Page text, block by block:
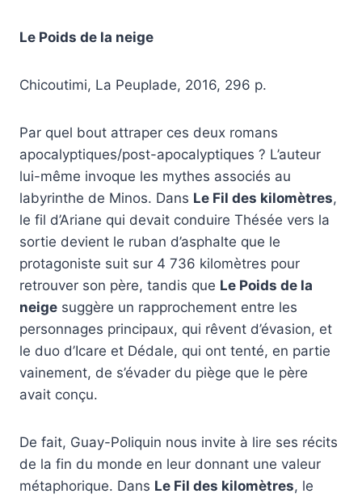
Le Poids de la neige
Chicoutimi, La Peuplade, 2016, 296 p.
Par quel bout attraper ces deux romans
apocalyptiques/post-apocalyptiques ? L’auteur
lui-même invoque les mythes associés au
labyrinthe de Minos. Dans Le Fil des kilomètres,
le fil d’Ariane qui devait conduire Thésée vers la
sortie devient le ruban d’asphalte que le
protagoniste suit sur 4 736 kilomètres pour
retrouver son père, tandis que Le Poids de la
neige suggère un rapprochement entre les
personnages principaux, qui rêvent d’évasion, et
le duo d’Icare et Dédale, qui ont tenté, en partie
vainement, de s’évader du piège que le père
avait conçu.
De fait, Guay-Poliquin nous invite à lire ses récits
de la fin du monde en leur donnant une valeur
métaphorique. Dans Le Fil des kilomètres, le